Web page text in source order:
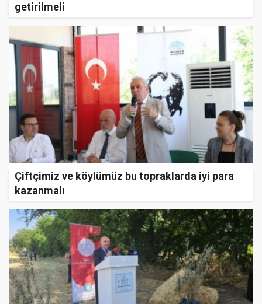
getirilmeli
Çiftçimiz ve köylümüz bu topraklarda iyi para
kazanmalı